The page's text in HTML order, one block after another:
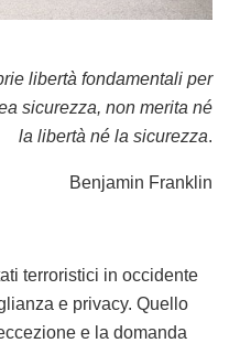
libertà fondamentali per
sicurezza, non merita né
la libertà né la sicurezza.
Benjamin Franklin
terroristici in occidente
e privacy. Quello
e la domanda